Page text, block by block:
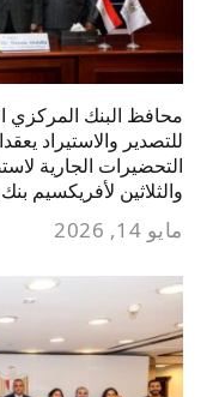
محافظ البنك المركزي
للتصدير والاستيراد
التحضيرات الجارية
والثلاثين لأفريكسيم
مايو 14, 2026